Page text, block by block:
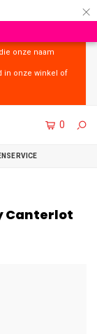
×
onze naam
in onze winkel of
0
Canterlot